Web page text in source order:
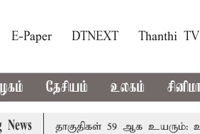
E-Paper DTNEXT Thanthi TV
தேசியம் உலகம் சினிமா
Newsதொகுதிகள் 59 ஆக உயரும்: